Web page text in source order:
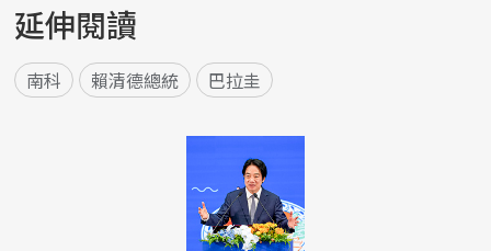
延伸閱讀
南科 賴清德總統 巴拉圭